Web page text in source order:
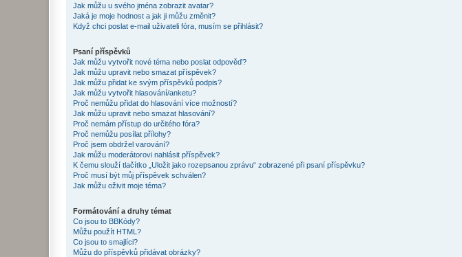
Jak můžu u svého jména zobrazit avatar?
Jaká je moje hodnost a jak ji můžu změnit?
Když chci poslat e-mail uživateli fóra, musím se přihlásit?
Psaní příspěvků
Jak můžu vytvořit nové téma nebo poslat odpověď?
Jak můžu upravit nebo smazat příspěvek?
Jak můžu přidat ke svým příspěvků podpis?
Jak můžu vytvořit hlasování/anketu?
Proč nemůžu přidat do hlasování více možností?
Jak můžu upravit nebo smazat hlasování?
Proč nemám přístup do určitého fóra?
Proč nemůžu posílat přílohy?
Proč jsem obdržel varování?
Jak můžu moderátorovi nahlásit příspěvek?
K čemu slouží tlačítko „Uložit jako rozepsanou zprávu“ zobrazené při psaní příspěvku?
Proč musí být můj příspěvek schválen?
Jak můžu oživit moje téma?
Formátování a druhy témat
Co jsou to BBKódy?
Můžu použít HTML?
Co jsou to smajlíci?
Můžu do příspěvků přidávat obrázky?